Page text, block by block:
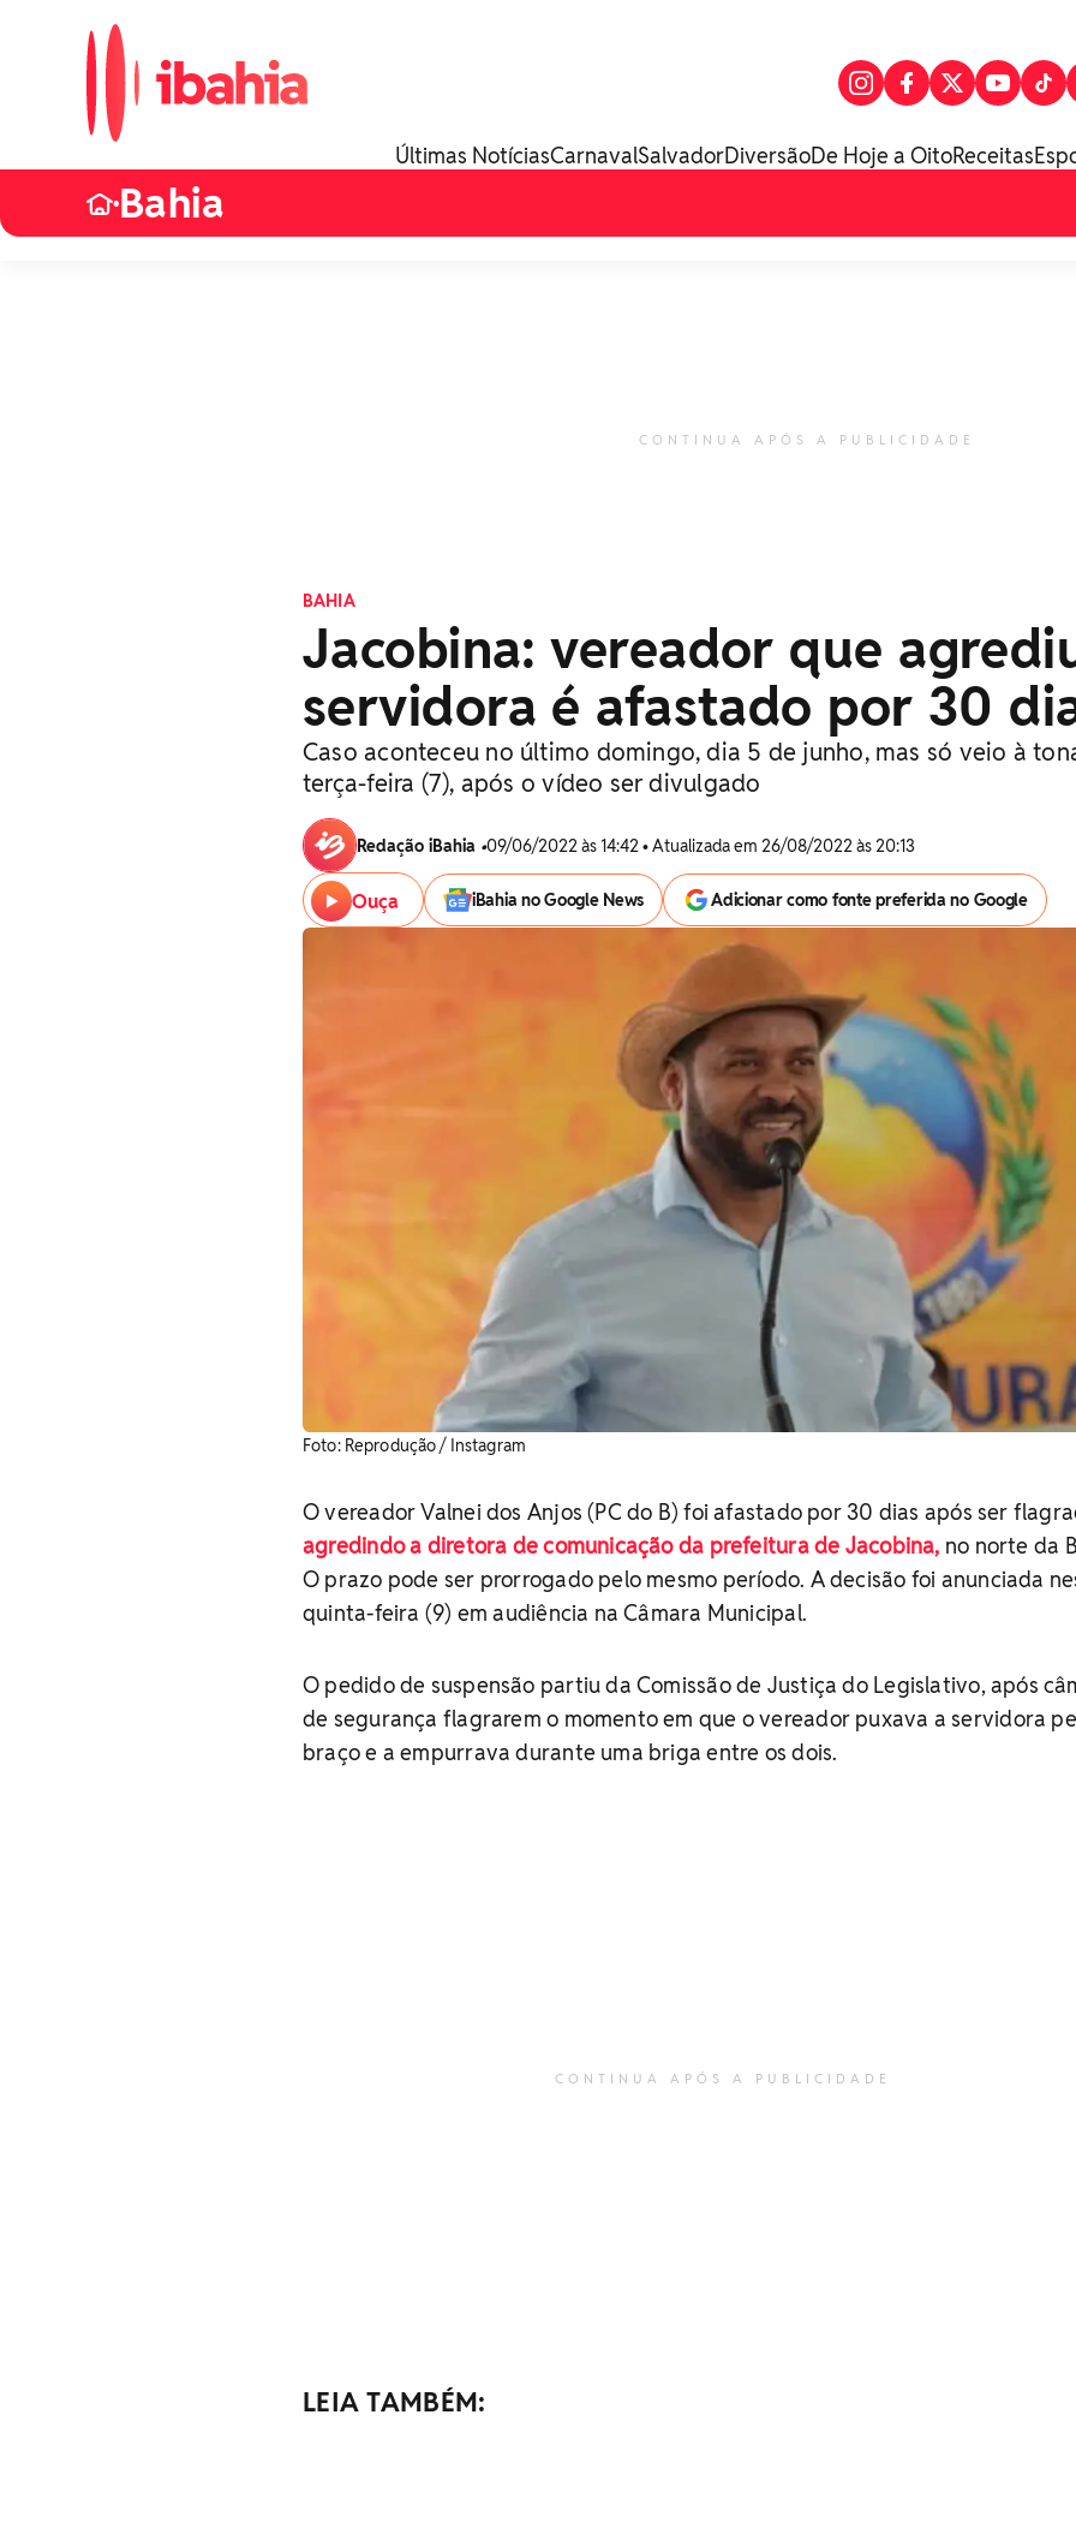
Últimas NotíciasCarnavalSalvadorDiversãoDe Hoje a OitoReceitas
•Bahia
CONTINUA APÓS A PUBLICIDADE
BAHIA
Jacobina: vereador que
servidora é afastado por 30
Caso aconteceu no último domingo, dia 5 de junho, mas só veio à
terça-feira (7), após o vídeo ser divulgado
Redação iBahia •09/06/2022 às 14:42 • Atualizada em 26/08/2022 às 20:13
Ouça iBahia no Google News Adicionar como fonte preferida no Google
Foto: Reprodução / Instagram
O vereador Valnei dos Anjos (PC do B) foi afastado por 30 dias após ser
agredindo a diretora de comunicação da prefeitura de Jacobina, no norte da
O prazo pode ser prorrogado pelo mesmo período. A decisão foi anunciada
quinta-feira (9) em audiência na Câmara Municipal.
O pedido de suspensão partiu da Comissão de Justiça do Legislativo, após
de segurança flagrarem o momento em que o vereador puxava a servidora
braço e a empurrava durante uma briga entre os dois.
CONTINUA APÓS A PUBLICIDADE
LEIA TAMBÉM: